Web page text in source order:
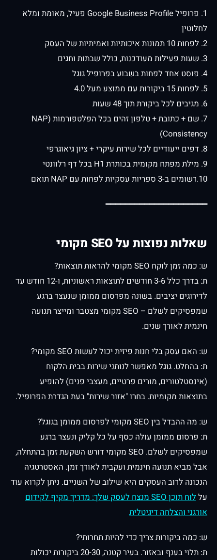
1. פרופיל Google Business Profile פעיל, מאומת ומלא
לחלוטין
2. לפחות 10 תמונות איכותיות ואמיתיות של העסק
3. שעות פעילות מעודכנות, כולל שבתות וחגים
4. פוסט אחד לפחות בשבוע בפרופיל גוגל
5. לפחות 15 ביקורות עם ממוצע מעל 4.0
6. מגיבים לכל ביקורת תוך 48 שעות
7. שם + כתובת + טלפון זהים בכל הפלטפורמות (NAP
Consistency)
8. דפים ייעודיים לכל שירות עיקרי + ציון גיאוגרפי
9. מילת מפתח מקומית בכותרת H1 בכל דף רלוונטי
10.רשומים ב-3 ספריות עסקיות לפחות עם NAP תואם
━━━━━━━━━━━━━━━━━━━━━
שאלות נפוצות על SEO מקומי
ש: כמה זמן לוקח SEO מקומי להראות תוצאות?
ת: בדרך כלל 3-6 חודשים לתוצאות ראשוניות, ו-12 חודש עד
לדירוגים יציבים. בשונה מפרסום ממומן שנעצר ברגע
שמפסיקים לשלם – SEO מקומי מצטבר ומייצר תנועה
חינמית לאורך שנים.
ש: האם עסק בלי חנות פיזית יכול לעשות SEO מקומי?
ת: בהחלט. גוגל מאפשר לנותני שירות בבית הלקוח
(אינסטלטורים, מורים פרטיים, מעצבי פנים) להופיע
בתוצאות מקומיות. בחרו "אזור שירות" בעת הגדרת הפרופיל.
ש: מה ההבדל בין SEO מקומי לפרסום ממומן בגוגל?
ת: פרסום ממומן עולה כסף על כל קליק ונעצר ברגע
שמפסיקים לשלם. SEO מקומי דורש השקעת זמן בהתחלה,
אבל מביא תנועה חינמית ועקבית לאורך זמן. האסטרטגיה
הנכונה לרוב העסקים היא שילוב של השניים. ניתן לקרוא עוד
על
לוח תוכן SEO מנצח לעסק שלך: מדריך מקיף לקידום
אורגני והצלחה דיגיטלית
ש: כמה ביקורות צריך כדי להיות תחרותי?
ת: תלוי בענף ובאזור. בעיר קטנה, 20-30 ביקורות יכולות